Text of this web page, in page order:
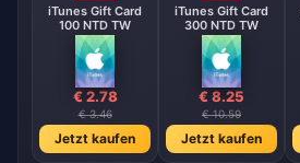
iTunes Gift Card
100 NTD TW
€ 2.78
€ 3.46
Jetzt kaufen
iTunes Gift Card
300 NTD TW
€ 8.25
€ 10.59
Jetzt kaufen